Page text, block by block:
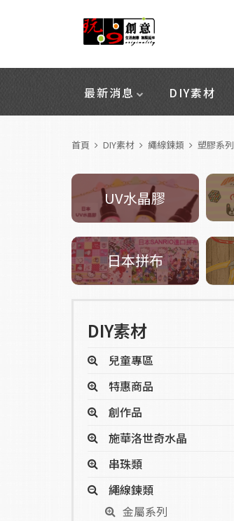
最新消息 DIY素材
首頁 DIY素材 繩線鍊類 塑膠系列
UV水晶膠
日本拼布
DIY素材
兒童專區
特惠商品
創作品
施華洛世奇水晶
串珠類
繩線鍊類
金屬系列